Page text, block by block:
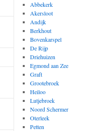
Abbekerk
Akersloot
Andijk
Berkhout
Bovenkarspel
De Rijp
Driehuizen
Egmond aan Zee
Graft
Grootebroek
Heiloo
Lutjebroek
Noord Schermer
Oterleek
Petten